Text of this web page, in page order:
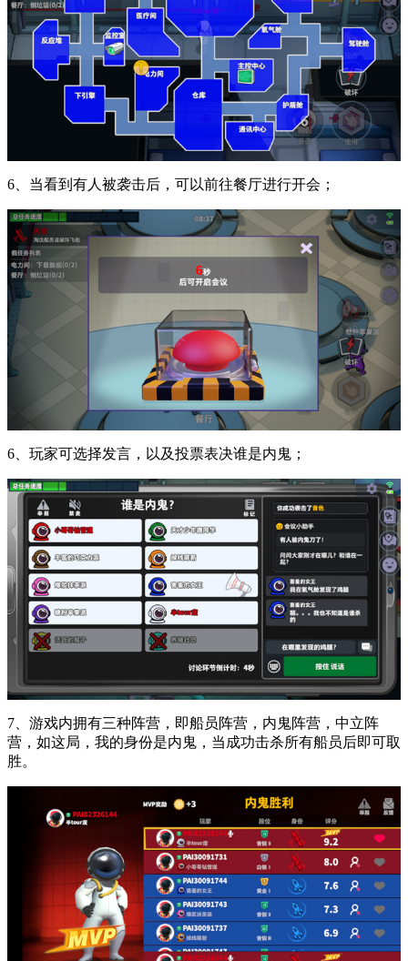
6、当看到有人被袭击后，可以前往餐厅进行开会；
6、玩家可选择发言，以及投票表决谁是内鬼；
7、游戏内拥有三种阵营，即船员阵营，内鬼阵营，中立阵
营，如这局，我的身份是内鬼，当成功击杀所有船员后即可取
胜。